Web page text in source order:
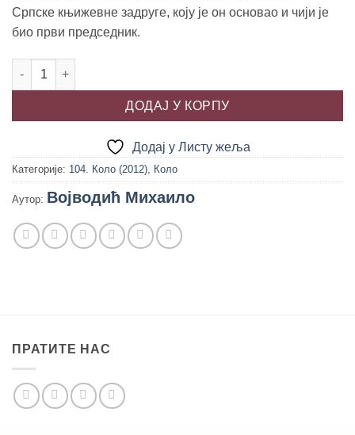
Српске књижевне задруге, коју је он основао и чији је
био први председник.
СТОЈАН НОВАКОВИЋ, Михаило Војводић количина
ДОДАЈ У КОРПУ
Додај у Листу жеља
Категорије: 104. Коло (2012), Коло
Аутор: Војводић Михаило
ПРАТИТЕ НАС